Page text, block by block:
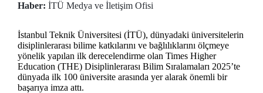
Haber: İTÜ Medya ve İletişim Ofisi
İstanbul Teknik Üniversitesi (İTÜ), dünyadaki üniversitelerin
disiplinlerarası bilime katkılarını ve bağlılıklarını ölçmeye
yönelik yapılan ilk derecelendirme olan Times Higher
Education (THE) Disiplinlerarası Bilim Sıralamaları 2025’te
dünyada ilk 100 üniversite arasında yer alarak önemli bir
başarıya imza attı.